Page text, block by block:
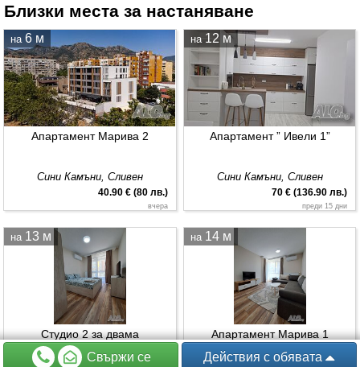
Свържи се Действия с обявата
Близки места за настаняване
40.90 € (80 лв.)
вчера
на 6 м
Апартамент Марива 2
Сини Камъни, Сливен
70 € (136.90 лв.)
преди 15 дни
на 12 м
Апартамент ” Ивели 1”
Сини Камъни, Сливен
на 13 м
Студио 2 за двама
на 14 м
Апартамент Марива 1